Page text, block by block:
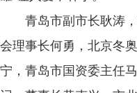
青岛市副市长耿涛，
会理事长何勇，北京冬
宁，青岛市国资委主任